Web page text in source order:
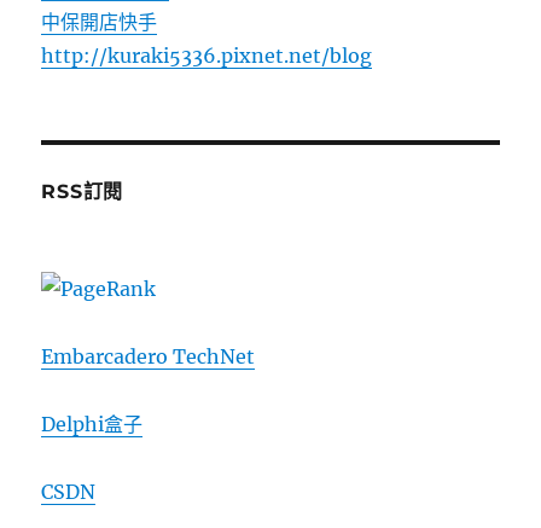
中保開店快手
http://kuraki5336.pixnet.net/blog
RSS訂閱
Embarcadero TechNet
Delphi盒子
CSDN